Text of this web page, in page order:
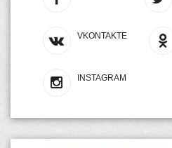
VKONTAKTE
INSTAGRAM